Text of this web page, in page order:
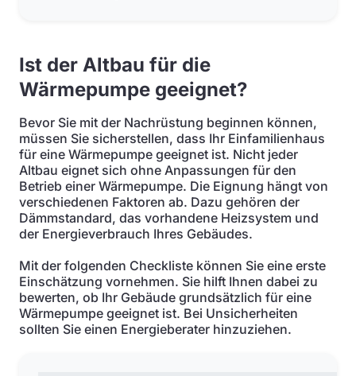
Ist der Altbau für die
Wärmepumpe geeignet?
Bevor Sie mit der Nachrüstung beginnen können,
müssen Sie sicherstellen, dass Ihr Einfamilienhaus
für eine Wärmepumpe geeignet ist. Nicht jeder
Altbau eignet sich ohne Anpassungen für den
Betrieb einer Wärmepumpe. Die Eignung hängt von
verschiedenen Faktoren ab. Dazu gehören der
Dämmstandard, das vorhandene Heizsystem und
der Energieverbrauch Ihres Gebäudes.
Mit der folgenden Checkliste können Sie eine erste
Einschätzung vornehmen. Sie hilft Ihnen dabei zu
bewerten, ob Ihr Gebäude grundsätzlich für eine
Wärmepumpe geeignet ist. Bei Unsicherheiten
sollten Sie einen Energieberater hinzuziehen.